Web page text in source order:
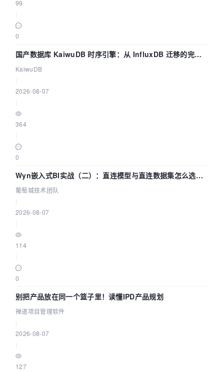
99
0
国产数据库 KaiwuDB 时序引擎：从 InfluxDB 迁移的完整
技术路径
KaiwuDB
2026-08-07
364
0
Wyn嵌入式BI实战（二）：直连模型与直连数据集怎么选，
参数为什么不生效？| 葡萄城技术团队
葡萄城技术团队
2026-08-07
114
0
别把产品放在同一个篮子里！读懂IPD产品规划
禅道项目管理软件
2026-08-07
127